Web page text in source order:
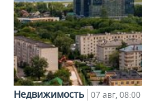
Недвижимость 07 авг, 08:00